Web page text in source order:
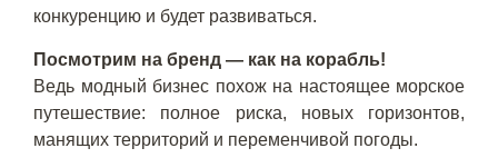
конкуренцию и будет развиваться.
Посмотрим на бренд — как на корабль!
Ведь модный бизнес похож на настоящее морское
путешествие: полное риска, новых горизонтов,
манящих территорий и переменчивой погоды.